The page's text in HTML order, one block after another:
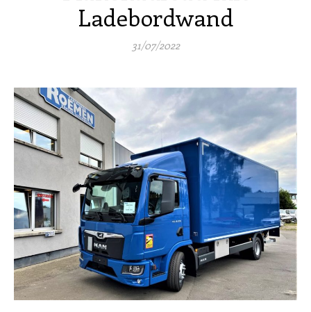
Ladebordwand
31/07/2022